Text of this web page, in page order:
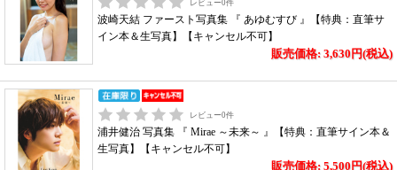
レビュー0件
波崎天結 ファースト写真集 『 あゆむすび 』【特典：直筆サ
イン本＆生写真】【キャンセル不可】
販売価格: 3,630円(税込)
レビュー0件
浦井健治 写真集 『 Mirae ～未来～ 』【特典：直筆サイン本＆
生写真】【キャンセル不可】
販売価格: 5,500円(税込)